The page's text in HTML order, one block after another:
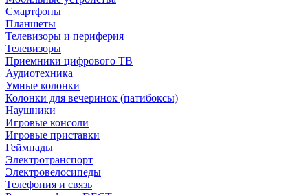
Смартфоны
Планшеты
Телевизоры и периферия
Телевизоры
Приемники цифрового ТВ
Аудиотехника
Умные колонки
Колонки для вечеринок (патибоксы)
Наушники
Игровые консоли
Игровые приставки
Геймпады
Электротранспорт
Электровелосипеды
Телефония и связь